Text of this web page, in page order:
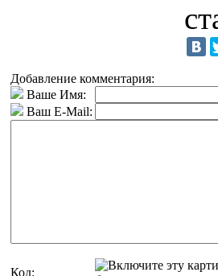
Добавление комментария:
Ваше Имя:
Ваш E-Mail:
Код: